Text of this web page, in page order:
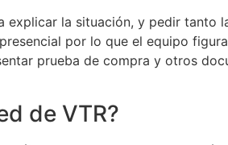
explicar la situación, y pedir tanto
por lo que el equipo
prueba de compra y otros
de VTR?